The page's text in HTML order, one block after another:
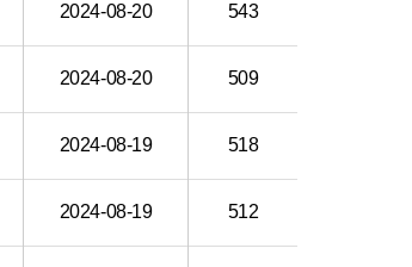
2024-08-20 543
2024-08-20 509
2024-08-19 518
2024-08-19 512